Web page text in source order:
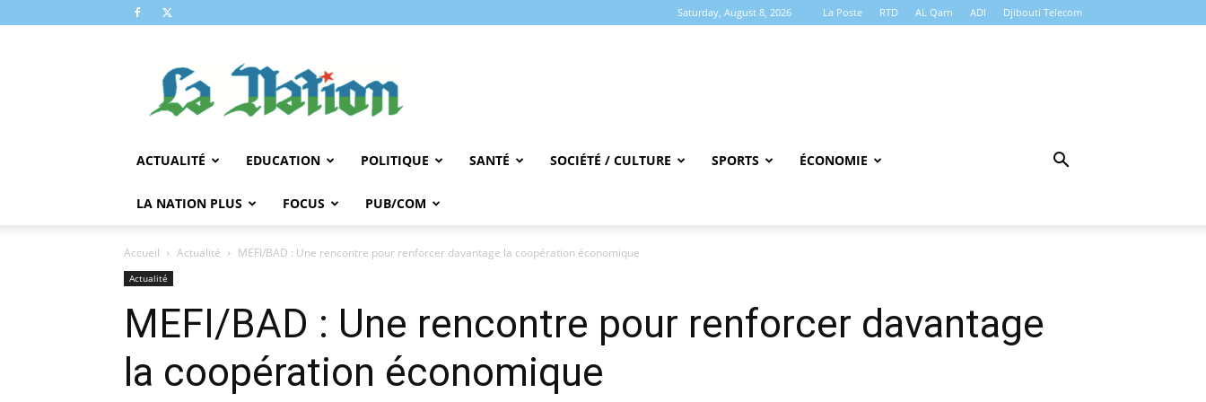
Saturday, August 8, 2026 La Poste RTD AL Qarn ADI Djibouti Telecom
NATION
ACTUALITÉ EDUCATION POLITIQUE SANTÉ SOCIÉTÉ / CULTURE SPORTS ÉCONOMIE
LA NATION PLUS FOCUS PUB/COM
Accueil Actualité MEFI/BAD : Une rencontre pour renforcer davantage la coopération économique
Actualité
MEFI/BAD : Une rencontre pour renforcer davantage
la coopération économique